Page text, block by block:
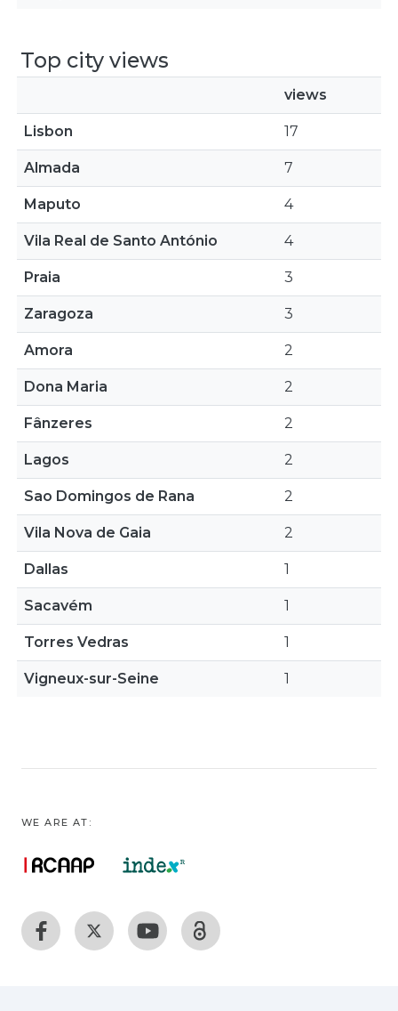
Top city views
views
Lisbon 17
Almada 7
Maputo 4
Vila Real de Santo António 4
Praia 3
Zaragoza 3
Amora 2
Dona Maria 2
Fânzeres 2
Lagos 2
Sao Domingos de Rana 2
Vila Nova de Gaia 2
Dallas 1
Sacavém 1
Torres Vedras 1
Vigneux-sur-Seine 1
WE ARE AT: